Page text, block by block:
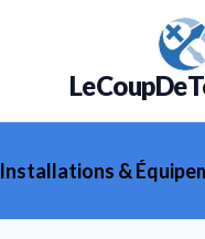
Installations &